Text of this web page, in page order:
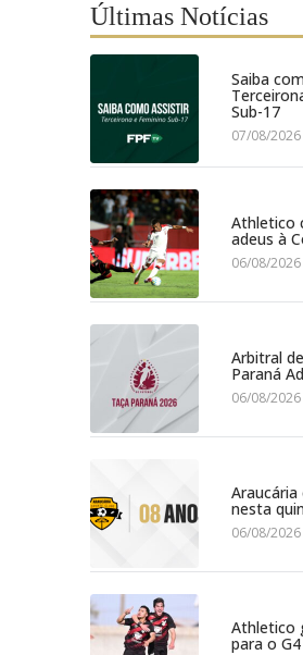
Últimas Notícias
Saiba
Sub-17
07/08/2026
Athletico
adeus à
06/08/2026
Arbitral
Paraná
06/08/2026
nesta
06/08/2026
Athletico
para o